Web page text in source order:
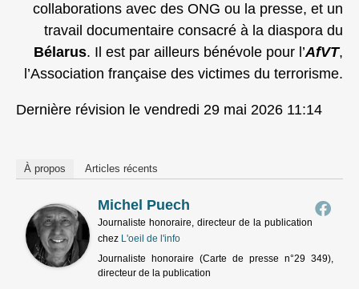
collaborations avec des ONG ou la presse, et un
travail documentaire consacré à la diaspora du
Bélarus. Il est par ailleurs bénévole pour l’AfVT,
l’Association française des victimes du terrorisme.
Dernière révision le vendredi 29 mai 2026 11:14
À propos Articles récents
Michel Puech
Journaliste honoraire, directeur de la publication
chez L'oeil de l'info
Journaliste honoraire (Carte de presse n°29 349),
directeur de la publication